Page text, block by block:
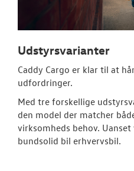
Udstyrsvarianter
Caddy Cargo er klar til at
udfordringer.
Med tre forskellige
den model der matcher
virksomheds behov.
bundsolid bil erhvervsbil.